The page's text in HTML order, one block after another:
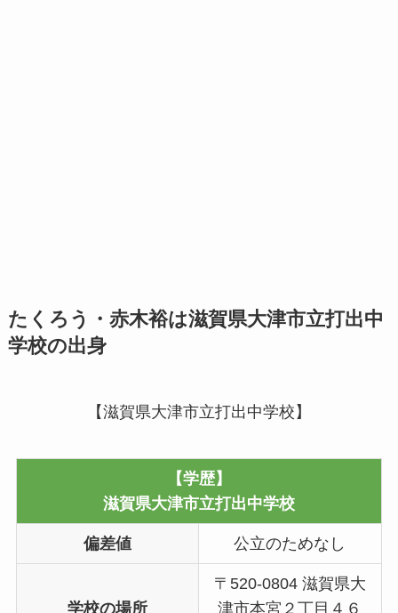
たくろう・赤木裕は滋賀県大津市立打出中
学校の出身
【滋賀県大津市立打出中学校】
【学歴】
滋賀県大津市立打出中学校
偏差値 公立のためなし
学校の場所
〒520-0804 滋賀県大
津市本宮２丁目４６